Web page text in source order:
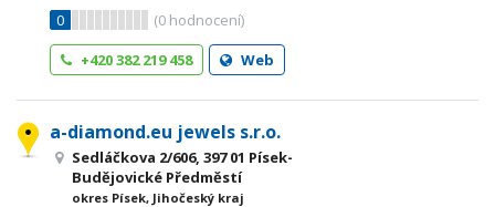
0
(0 hodnocení)
+420 382 219 458
Web
a-diamond.eu jewels s.r.o.
Sedláčkova 2/606, 397 01 Písek-
Budějovické Předměstí
okres Písek, Jihočeský kraj